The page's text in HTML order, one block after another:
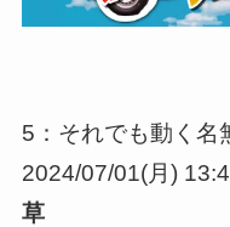
5：それでも動く名
2024/07/01(月)
草